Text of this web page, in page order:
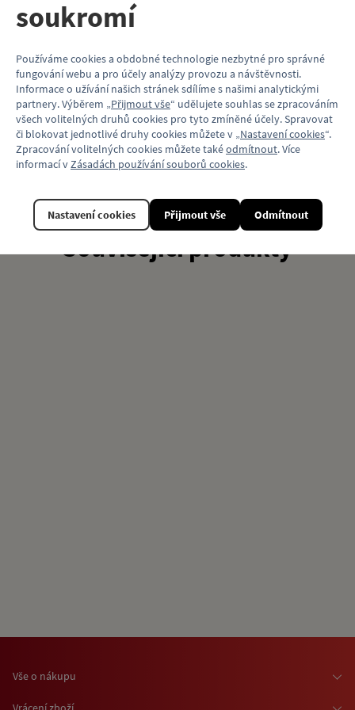
Výrobce: Miroslav Barnet MB Modely
Kód produktu
Materiál Plast
Model vozu ČKD Tatra T6A5
Motiv (typ vozu)
Související produkty
Vše o nákupu
Osobní odběr zboží
soukromí
Používáme cookies a obdobné technologie nezbytné pro správné
fungování webu a pro účely analýzy provozu a návštěvnosti.
Informace o užívání našich stránek sdílíme s našimi analytickými
partnery. Výběrem „Přijmout vše“ udělujete souhlas se zpracováním
všech volitelných druhů cookies pro tyto zmíněné účely. Spravovat
či blokovat jednotlivé druhy cookies můžete v „Nastavení cookies“.
Zpracování volitelných cookies můžete takéodmítnout. Více
informací vZásadách používání souborů cookies.
Odmítnout
Nastavení cookies Přijmout vše